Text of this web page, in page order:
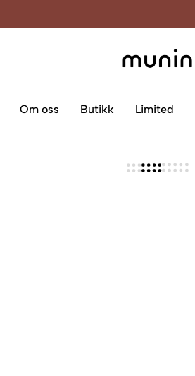
lerret
Om oss Butikk Limited